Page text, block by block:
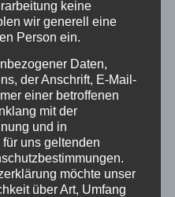
hat, dann kein
der Kennzeichen, wenn sich
dass der Schutzzweck der
wird. So verhält es sich
ergibt sich eindeutig, dass
Schriftzug und den „Fat
des verbotenen „Chapters“,
nicht mit einer
trugen und damit
des – auf die jeweiligen
verstießen.
keine
wir generell eine
Person ein.
Daten,
der Anschrift, E-Mail-
einer betroffenen
mit der
und in
uns geltenden
möchte unser
über Art, Umfang